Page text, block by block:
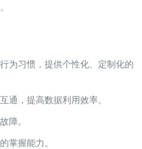
为习惯，提供个性化、定制化的
通，提高数据利用效率。
障。
掌握能力。